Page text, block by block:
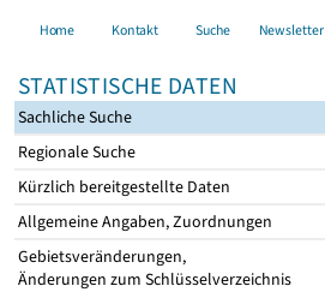
Home Kontakt Suche Newsletter
STATISTISCHE DATEN
Sachliche Suche
Regionale Suche
Kürzlich bereitgestellte Daten
Allgemeine Angaben, Zuordnungen
Gebietsveränderungen,
Änderungen zum Schlüsselverzeichnis